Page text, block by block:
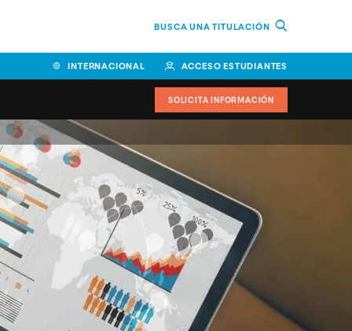
BUSCA UNA TITULACIÓN
INTERNACIONAL ACCESO ESTUDIANTES
Facultad de Ciencias de la
Educación y Humanidades
Facultad de Ciencias de la
Salud
Facultad de Economía y
Empresa
Escuela Superior de Ingeniería
y Tecnología (ESIT)
SOLICITA INFORMACIÓN